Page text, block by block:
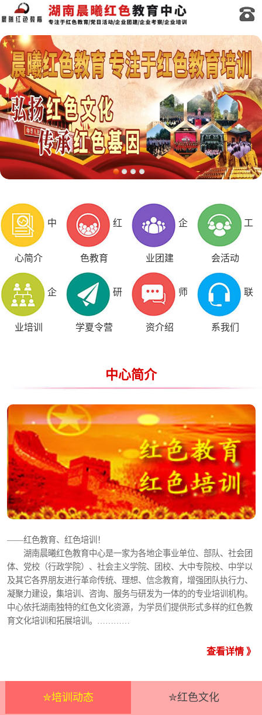
中
心简介
红
色教育
企
业团建
工
会活动
企
业培训
研
学夏令营
师
资介绍
联
系我们
中心简介
——红色教育、红色培训！
湖南晨曦红色教育中心是一家为各地企事业单位、部队、社会团
体、党校（行政学院）、社会主义学院、团校、大中专院校、中学以
及其它各界朋友进行革命传统、理想、信念教育，增强团队执行力、
凝聚力建设，集培训、咨询、服务与研发为一体的的专业培训机构。
中心依托湖南独特的红色文化资源，为学员们提供形式多样的红色教
育文化培训和拓展培训。…………
查看详情 》
✮培训动态 ✮红色文化